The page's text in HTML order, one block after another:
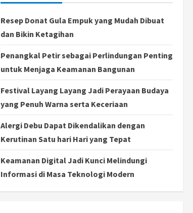
Resep Donat Gula Empuk yang Mudah Dibuat
dan Bikin Ketagihan
Penangkal Petir sebagai Perlindungan Penting
untuk Menjaga Keamanan Bangunan
Festival Layang Layang Jadi Perayaan Budaya
yang Penuh Warna serta Keceriaan
Alergi Debu Dapat Dikendalikan dengan
Kerutinan Satu hari Hari yang Tepat
Keamanan Digital Jadi Kunci Melindungi
Informasi di Masa Teknologi Modern